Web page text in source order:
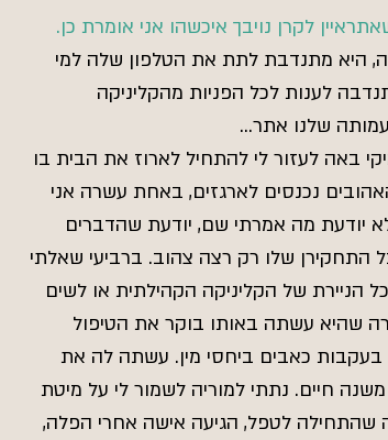
לקרן נויבך איכשהו אני אומרת כן.
היא מתנדבת לתת את הטלפון שלה למי
לענות לכל הפניות מהקליניקה
שלנו אתר...
באה לעזור לי להתחיל לארוז את הבית בו
נכנסים לארגזים, באחת עשרה אני
יודעת מה אמרתי שם, יודעת שהדברים
שלו רק רצה צהוב. ברביעי שאלתי
של הקליניקה הקהילתית או לשים
שהיא עשתה באותו בוקר את הטיפול
כאבים ביחסי מין. עשתה לה את
חיים. נתתי למוריה לשמור לי על מיטת
שהתחילה לטפל, הגיעה אישה אחרי הפלה,